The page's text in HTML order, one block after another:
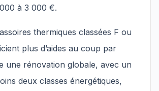
à 3 000 €.
thermiques classées F ou
plus d’aides au coup par
une rénovation globale, avec un
deux classes énergétiques,